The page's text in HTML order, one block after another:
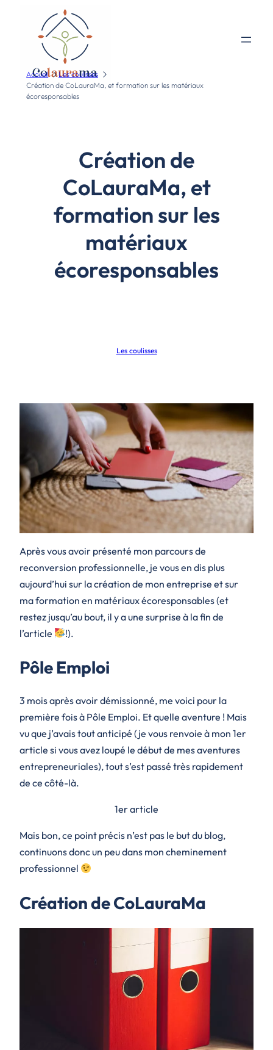
Accueil
Les coulisses
Création de CoLauraMa, et formation sur les matériaux
écoresponsables
Création de
CoLauraMa, et
formation sur les
matériaux
écoresponsables
Les coulisses
Après vous avoir présenté mon parcours de
reconversion professionnelle, je vous en dis plus
aujourd’hui sur la création de mon entreprise et sur
ma formation en matériaux écoresponsables (et
restez jusqu’au bout, il y a une surprise à la fin de
l’article
!).
Pôle Emploi
3 mois après avoir démissionné, me voici pour la
première fois à Pôle Emploi. Et quelle aventure ! Mais
vu que j’avais tout anticipé (je vous renvoie à mon 1er
article si vous avez loupé le début de mes aventures
entrepreneuriales), tout s’est passé très rapidement
de ce côté-là.
1er article
Mais bon, ce point précis n’est pas le but du blog,
continuons donc un peu dans mon cheminement
professionnel
Création de CoLauraMa